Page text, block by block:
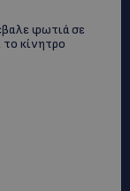
φωτιά σε
το κίνητρο